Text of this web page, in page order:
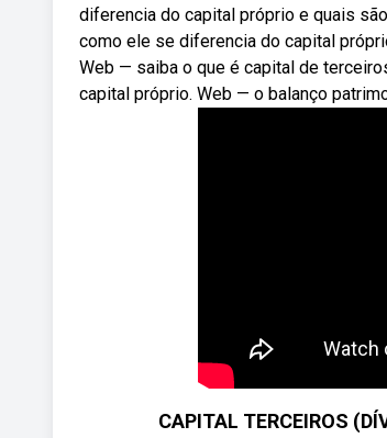
diferencia do capital próprio e quais
como ele se diferencia do capital
Web — saiba o que é capital de
capital próprio. Web — o balanço
CAPITAL TERCEIROS